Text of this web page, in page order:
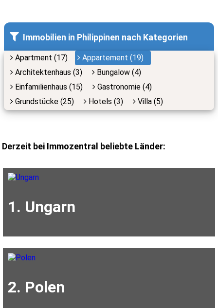
Immobilien in Philippinen nach Kategorien
Apartment (17)
Appartement (19)
Architektenhaus (3)
Bungalow (4)
Einfamilienhaus (15)
Gastronomie (4)
Grundstücke (25)
Hotels (3) Villa (5)
Derzeit bei Immozentral beliebte Länder:
1. Ungarn
2. Polen